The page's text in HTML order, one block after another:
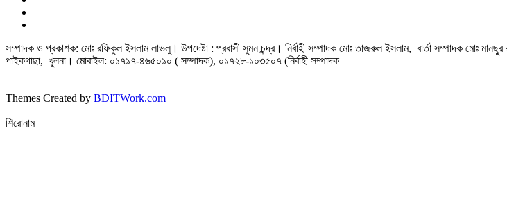
সম্পাদক ও প্রকাশক: মোঃ রফিকুল ইসলাম লাভলু। উপদেষ্টা : প্রবাসী সুমন চন্দ্র। নির্বাহী সম্পাদক মোঃ তাজরুল‌‌ ইসলাম, বার্তা সম্পাদক মোঃ
পাইকগাছা, খুলনা। মোবাইল: ০১৭১৭-৪৬৫০১০ ( সম্পাদক), ০১৭২৮-১০৩৫০৭ (নির্বাহী সম্পাদক
Themes Created by BDITWork.com
শিরোনাম